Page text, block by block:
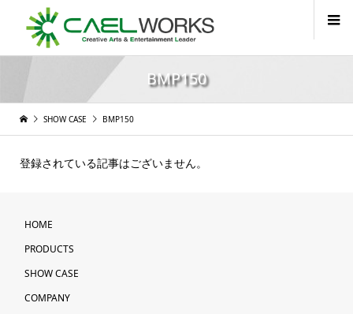
BMP150
SHOW CASE BMP150
登録されている記事はございません。
HOME
PRODUCTS
SHOW CASE
COMPANY